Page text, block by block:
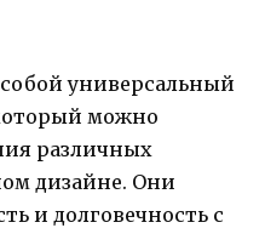
универсальный
можно
различных
дизайне. Они
и долговечность с